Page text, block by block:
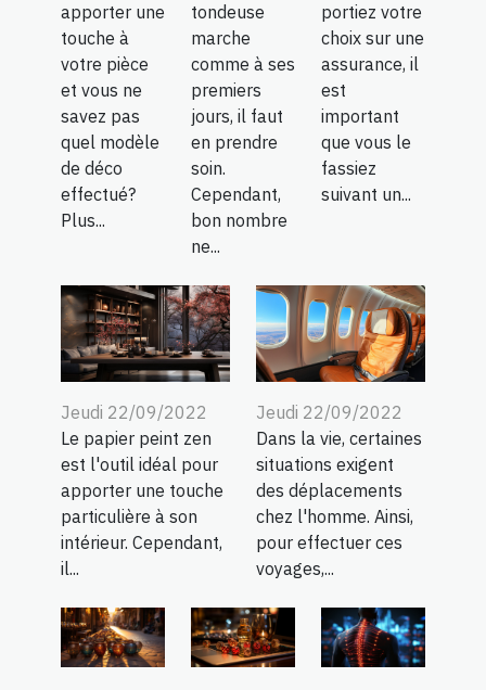
apporter une
touche à
votre pièce
et vous ne
savez pas
quel modèle
de déco
effectué?
Plus...
tondeuse
marche
comme à ses
premiers
jours, il faut
en prendre
soin.
Cependant,
bon nombre
ne...
portiez votre
choix sur une
assurance, il
est
important
que vous le
fassiez
suivant un...
Jeudi 22/09/2022
Le papier peint zen
est l'outil idéal pour
apporter une touche
particulière à son
intérieur. Cependant,
il...
Jeudi 22/09/2022
Dans la vie, certaines
situations exigent
des déplacements
chez l'homme. Ainsi,
pour effectuer ces
voyages,...